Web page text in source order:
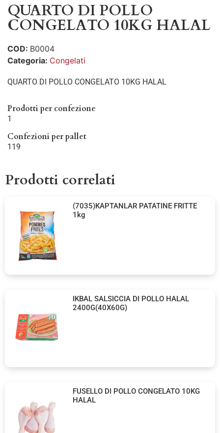
QUARTO DI POLLO
CONGELATO 10KG HALAL
COD: B0004
Categoria: Congelati
QUARTO DI POLLO CONGELATO 10KG HALAL
Prodotti per confezione
1
Confezioni per pallet
119
Prodotti correlati
(7035)KAPTANLAR PATATINE FRITTE
1kg
IKBAL SALSICCIA DI POLLO HALAL
2400G(40X60G)
FUSELLO DI POLLO CONGELATO 10KG
HALAL